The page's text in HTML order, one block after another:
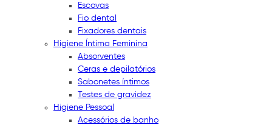
Escovas
Fio dental
Fixadores dentais
Higiene Íntima Feminina
Absorventes
Ceras e depilatórios
Sabonetes íntimos
Testes de gravidez
Higiene Pessoal
Acessórios de banho